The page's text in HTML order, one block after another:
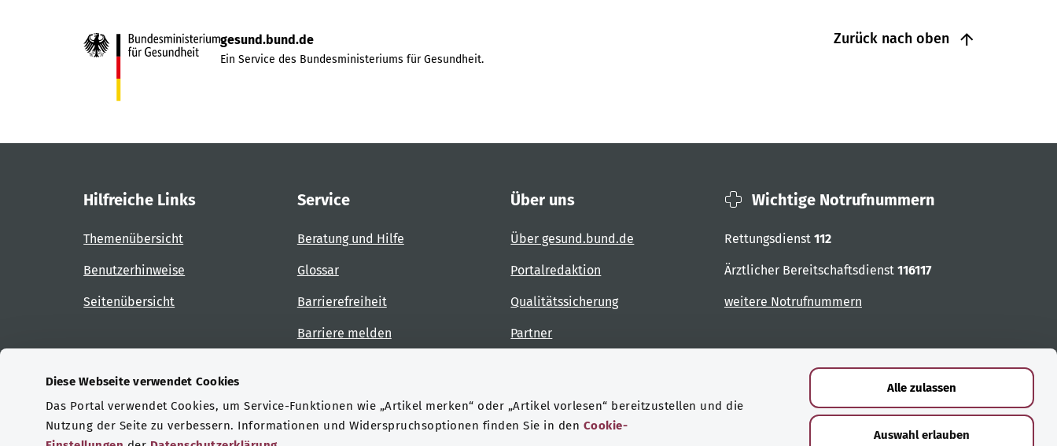
Diese Webseite verwendet Cookies
Das Portal verwendet Cookies, um Service-Funktionen wie „Artikel merken“ oder „Artikel vorlesen“ bereitzustellen und die
Nutzung der Seite zu verbessern. Informationen und Widerspruchsoptionen finden Sie in den Cookie-
Alle zulassen
Auswahl erlauben
Zurück nach oben
gesund.bund.de
Ein Service des Bundesministeriums für Gesundheit.
Hilfreiche Links
Themenübersicht
Benutzerhinweise
Seitenübersicht
Service
Beratung und Hilfe
Glossar
Barrierefreiheit
Barriere melden
Über uns
Über gesund.bund.de
Portalredaktion
Qualitätssicherung
Partner
Wichtige Notrufnummern
Rettungsdienst 112
Ärztlicher Bereitschaftsdienst 116117
weitere Notrufnummern
Zertifizierungen